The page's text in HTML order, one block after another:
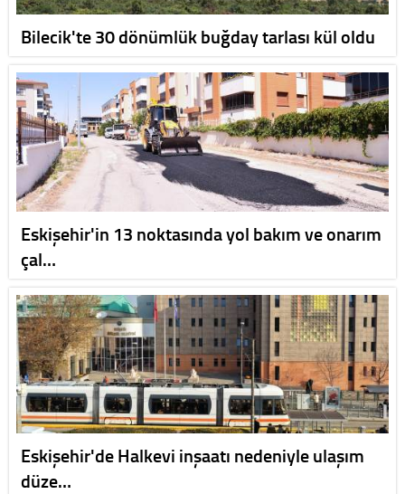
Bilecik'te 30 dönümlük buğday tarlası kül oldu
Eskişehir'in 13 noktasında yol bakım ve onarım
çal…
Eskişehir'de Halkevi inşaatı nedeniyle ulaşım
düze…